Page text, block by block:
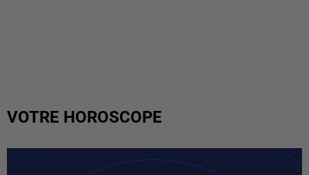
VOTRE HOROSCOPE